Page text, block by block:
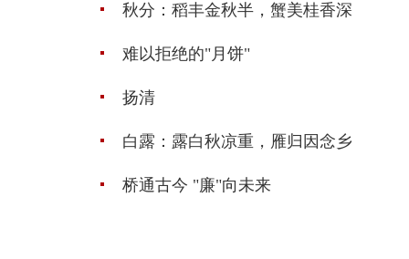
秋分：稻丰金秋半，蟹美桂香深
难以拒绝的"月饼"
扬清
白露：露白秋凉重，雁归因念乡
桥通古今 "廉"向未来